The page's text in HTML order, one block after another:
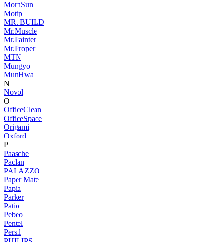
MornSun
Motip
MR. BUILD
Mr.Muscle
Mr.Painter
Mr.Proper
MTN
Mungyo
MunHwa
N
Novol
O
OfficeClean
OfficeSpace
Origami
Oxford
P
Paasche
Paclan
PALAZZO
Paper Mate
Papia
Parker
Patio
Pebeo
Pentel
Persil